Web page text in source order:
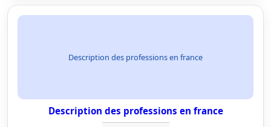
Description des professions en france
Description des professions en france